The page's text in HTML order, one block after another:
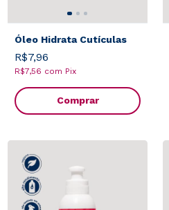
Óleo Hidrata Cutículas
R$7,96
R$7,56 com Pix
Comprar